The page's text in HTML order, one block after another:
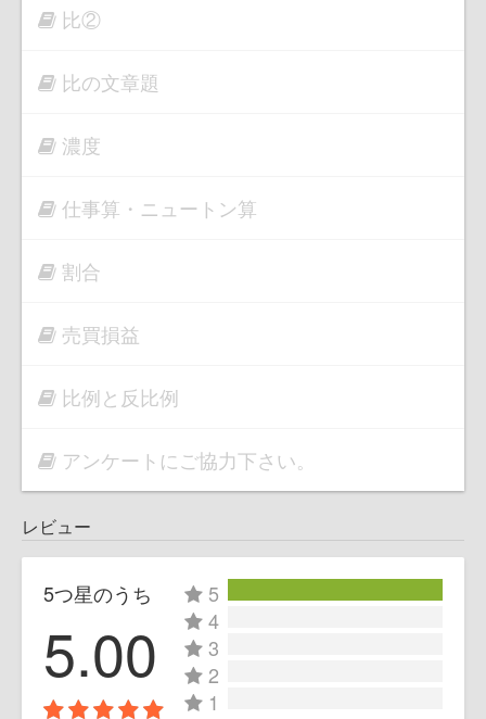
比②
比の文章題
濃度
仕事算・ニュートン算
割合
売買損益
比例と反比例
アンケートにご協力下さい。
レビュー
5つ星のうち
5.00
5
4
3
2
1